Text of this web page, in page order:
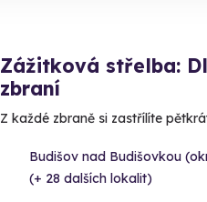
Zážitková střelba:
zbraní
Z každé zbraně si zastřílíte
Budišov nad Budišovkou
(+ 28 dalších lokalit)